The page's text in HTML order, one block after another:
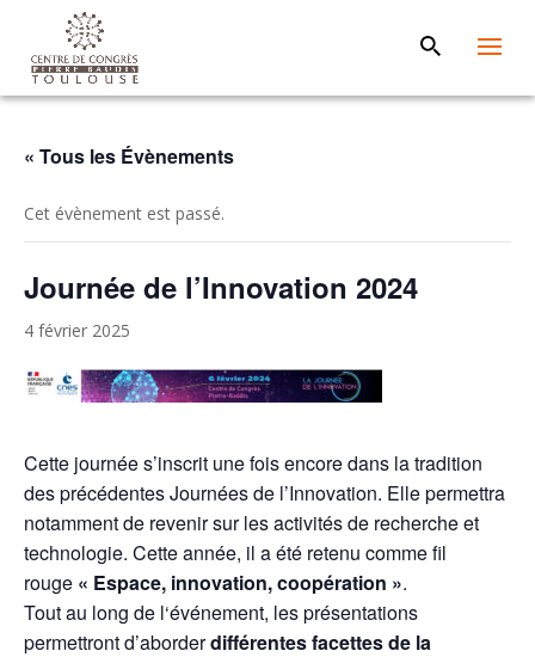
« Tous les Évènements
Cet évènement est passé.
Journée de l’Innovation 2024
4 février 2025
Cette journée s’inscrit une fois encore dans la tradition
des précédentes Journées de l’Innovation. Elle permettra
notamment de revenir sur les activités de recherche et
technologie. Cette année, il a été retenu comme fil
rouge « Espace, innovation, coopération ».
Tout au long de l‘événement, les présentations
permettront d’aborderdifférentes facettes de la